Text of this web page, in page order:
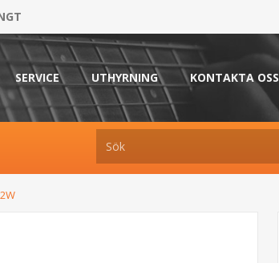
SERVICE UTHYRNING KONTAKTA OSS